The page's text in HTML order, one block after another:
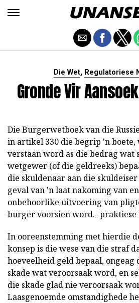
Die Wet, Regulatoriese
Gronde Vir
Die Burgerwetboek van die
in artikel 330 die begrip 'n boete,
verstaan word as die bedrag wat
wetgewer (of die geldreeks)
die skuldenaar aan die
geval van 'n laat nakoming van
onbehoorlike uitvoering van
burger voorsien word. -praktiese
In ooreenstemming met hierdie
konsep is die wese van die straf
hoeveelheid geld bepaal, ongeag
skade wat veroorsaak word, en
die skade glad nie veroorsaak
Laasgenoemde omstandighede